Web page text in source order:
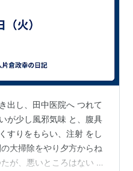
出し、田中医院へ つれて
が少し風邪気味 と、腹具
すりをもらい、注射 をし
大掃除をやり夕方からね
が、悪いところはない と